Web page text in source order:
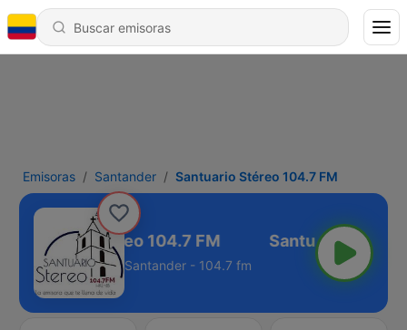
Emisoras Santander Santuario Stéreo 104.7 FM
Santuario Stéreo 104.7 FM
Santander - 104.7 fm